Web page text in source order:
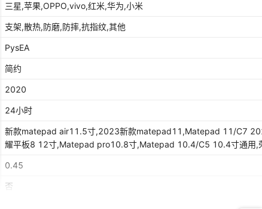
三星,苹果,OPPO,vivo,红米,华为,小米
支架,散热,防磨,防摔,抗指纹,其他
PysEA
简约
2020
24小时
新款matepad air11.5寸,2023新款matepad11,Matepad 11/C7
耀平板8 12寸,Matepad pro10.8寸,Matepad 10.4/C5 10.4寸通用,
寸,Matepad 10.8寸,T5 10.1寸,畅享10.1,畅享2 10.1,荣耀平5 10.1,荣耀
平板X6 9.7,荣耀平板6 10.1,荣耀平板7 10.1,M5 8寸,荣耀5 8寸
0.45
否